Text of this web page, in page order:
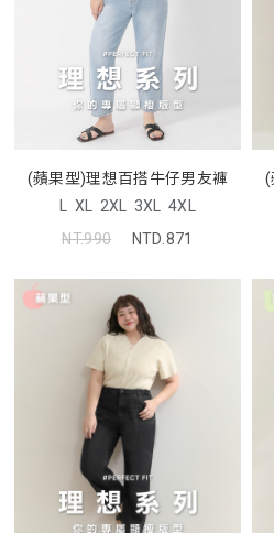
(蘋果型)理想百搭牛仔男友褲
L XL 2XL 3XL 4XL
NT.990
NTD.871